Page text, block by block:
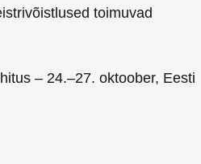
toimuvad
– 24.–27. oktoober, Eesti